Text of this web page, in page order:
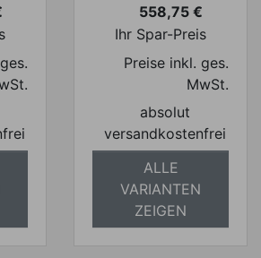
Preis
558,75 €
Ihr Spar-Preis
Preise inkl. ges.
MwSt.
absolut
versandkostenfrei
ALLE
VARIANTEN
ZEIGEN